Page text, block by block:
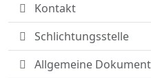
Kontakt
Schlichtungsstelle
Allgemeine